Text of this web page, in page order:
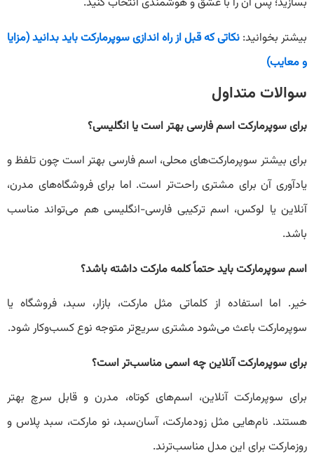
بیشتر بخوانید: نکاتی که قبل از راه اندازی سوپرمارکت باید بدانید (مزایا
و معایب)
سوالات متداول
برای سوپرمارکت اسم فارسی بهتر است یا انگلیسی؟
برای بیشتر سوپرمارکت‌های محلی، اسم فارسی بهتر است چون تلفظ و
یادآوری آن برای مشتری راحت‌تر است. اما برای فروشگاه‌های مدرن،
آنلاین یا لوکس، اسم ترکیبی فارسی-انگلیسی هم می‌تواند مناسب
باشد.
اسم سوپرمارکت باید حتماً کلمه مارکت داشته باشد؟
خیر. اما استفاده از کلماتی مثل مارکت، بازار، سبد، فروشگاه یا
سوپرمارکت باعث می‌شود مشتری سریع‌تر متوجه نوع کسب‌وکار شود.
برای سوپرمارکت آنلاین چه اسمی مناسب‌تر است؟
برای سوپرمارکت آنلاین، اسم‌های کوتاه، مدرن و قابل سرچ بهتر
هستند. نام‌هایی مثل زودمارکت، آسان‌سبد، نو مارکت، سبد پلاس و
روزمارکت برای این مدل مناسب‌ترند.